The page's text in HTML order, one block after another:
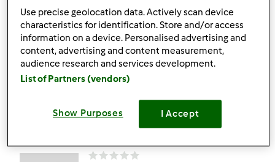
0 1 -- -- 50min
Iogurte Natural
porGast
Use precise geolocation data. Actively scan device
characteristics for identification. Store and/or access
information on a device. Personalised advertising and
content, advertising and content measurement,
audience research and services development.
List of Partners (vendors)
Show Purposes I Accept